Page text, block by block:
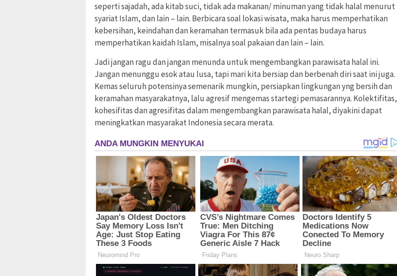
seperti sajadah, ada kitab suci, tidak ada makanan/ minuman yang tidak halal menurut
syariat Islam, dan lain – lain. Berbicara soal lokasi wisata, maka harus memperhatikan
kebersihan, keindahan dan keramahan termasuk bila ada pentas budaya harus
memperhatikan kaidah Islam, misalnya soal pakaian dan lain – lain.
Jadi jangan ragu dan jangan menunda untuk mengembangkan parawisata halal ini.
Jangan menunggu esok atau lusa, tapi mari kita bersiap dan berbenah diri saat ini juga.
Kemas seluruh potensinya semenarik mungkin, persiapkan lingkungan yng bersih dan
keramahan masyarakatnya, lalu agresif mengemas startegi pemasarannya. Kolektifitas,
kohesifitas dan agresifitas dalam mengembangkan parawisata halal, diyakini dapat
meningkatkan masyarakat Indonesia secara merata.